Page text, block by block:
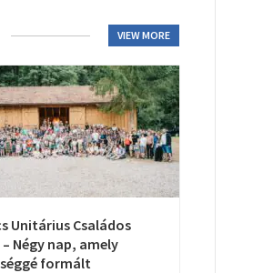
VIEW MORE
Unitárius Családos
Négy nap, amely
formált